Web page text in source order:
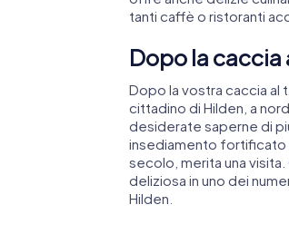
tanti caffè o ristoranti
Dopo la
Dopo la vostra caccia al
cittadino di Hilden, a
desiderate saperne di
insediamento fortificato
secolo, merita una
deliziosa in uno dei
Hilden.